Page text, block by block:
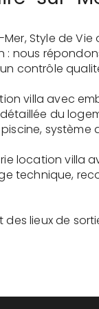
Style de
nous
contrôle
villa avec
du
système
location villa
technique,
lieux de